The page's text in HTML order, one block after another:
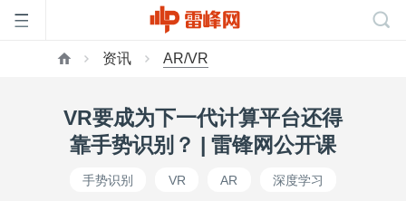
页
资讯 AR/VR
VR要成为下一代计算平台还得
靠手势识别？ | 雷锋网公开课
手势识别 VR AR 深度学习